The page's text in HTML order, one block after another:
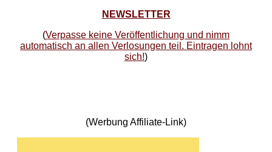
NEWSLETTER
(Verpasse keine Veröffentlichung und nimm
automatisch an allen Verlosungen teil. Eintragen lohnt
sich!)
(Werbung Affiliate-Link)